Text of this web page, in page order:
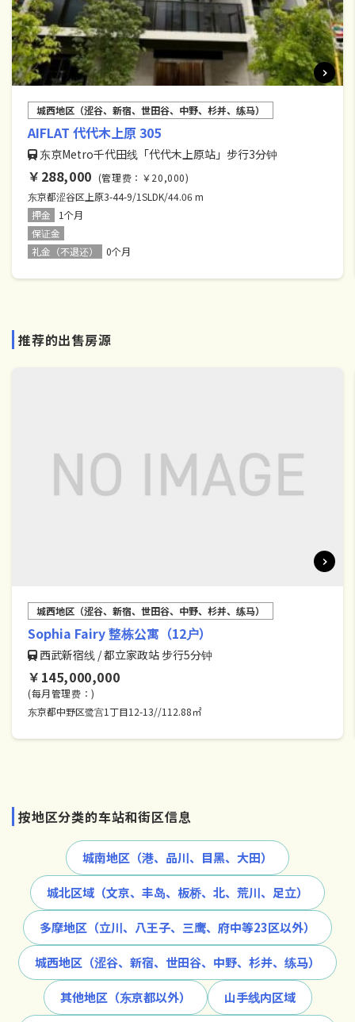
城西地区（涩谷、新宿、世田谷、中野、杉并、练马）
AIFLAT 代代木上原 305
东京Metro千代田线「代代木上原站」步行3分钟
￥288,000 (管理费：￥20,000)
东京都涩谷区上原3-44-9/1SLDK/44.06 m
押金
1个月
保证金
礼金（不退还）
0个月
推荐的出售房源
城西地区（涩谷、新宿、世田谷、中野、杉并、练马）
Sophia Fairy 整栋公寓（12户）
西武新宿线 / 都立家政站 步行5分钟
￥145,000,000
(每月管理费：)
东京都中野区鹭宫1丁目12-13//112.88㎡
按地区分类的车站和街区信息
城南地区（港、品川、目黑、大田）
城北区域（文京、丰岛、板桥、北、荒川、足立）
多摩地区（立川、八王子、三鹰、府中等23区以外）
城西地区（涩谷、新宿、世田谷、中野、杉并、练马）
其他地区（东京都以外） 山手线内区域